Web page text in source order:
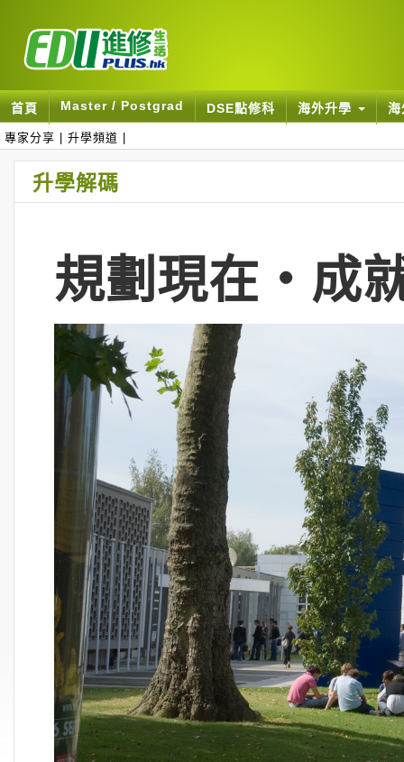
首頁 Master / Postgrad DSE點修科 海外升學
專家分享 升學頻道
升學解碼
規劃現在‧成